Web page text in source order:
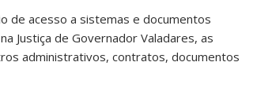
de acesso a sistemas e documentos
Justiça de Governador Valadares, as
administrativos, contratos, documentos